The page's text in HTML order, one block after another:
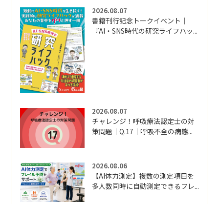
2026.08.07
書籍刊行記念トークイベント｜
『AI・SNS時代の研究ライフハッ...
2026.08.07
チャレンジ！呼吸療法認定士の対
策問題｜Q.17｜呼吸不全の病態...
2026.08.06
【AI体力測定】複数の測定項目を
多人数同時に自動測定できるフレ...